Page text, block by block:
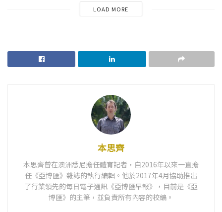
LOAD MORE
本思齊
本思齊曾在澳洲悉尼擔任體育記者，自2016年以來一直擔
任《亞博匯》雜誌的執行編輯。他於2017年4月協助推出
了行業領先的每日電子通訊《亞博匯早報》，目前是《亞
博匯》的主筆，並負責所有內容的校編。